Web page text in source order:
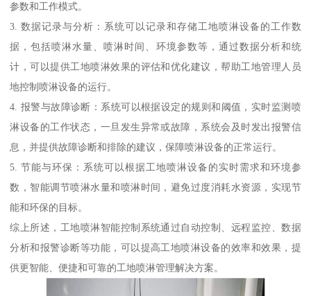
参数和工作模式。
3. 数据记录与分析：系统可以记录和存储工地喷淋设备的工作数
据，包括喷淋水量、喷淋时间、环境参数等，通过数据分析和统
计，可以提供工地喷淋效果的评估和优化建议，帮助工地管理人员
地控制喷淋设备的运行。
4. 报警与故障诊断：系统可以根据设定的规则和阈值，实时监测喷
淋设备的工作状态，一旦发生异常或故障，系统会及时发出报警信
息，并提供故障诊断和排除的建议，保障喷淋设备的正常运行。
5. 节能与环保：系统可以根据工地喷淋设备的实时需求和环境参
数，智能调节喷淋水量和喷淋时间，避免过度消耗水资源，实现节
能和环保的目标。
综上所述，工地喷淋智能控制系统通过自动控制、远程监控、数据
分析和报警诊断等功能，可以提高工地喷淋设备的效率和效果，提
供更智能、便捷和可靠的工地喷淋管理解决方案。